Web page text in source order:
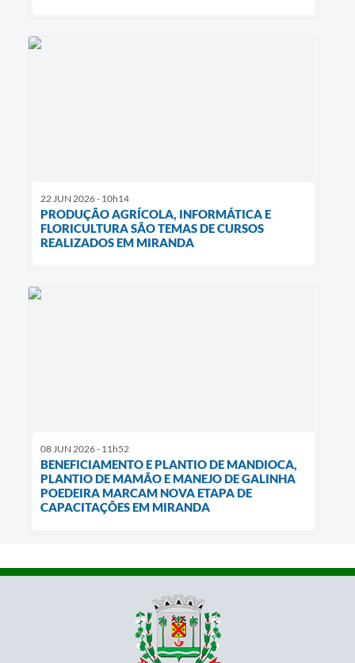
22 JUN 2026 - 10h14
PRODUÇÃO AGRÍCOLA, INFORMÁTICA E
FLORICULTURA SÃO TEMAS DE CURSOS
REALIZADOS EM MIRANDA
08 JUN 2026 - 11h52
BENEFICIAMENTO E PLANTIO DE MANDIOCA,
PLANTIO DE MAMÃO E MANEJO DE GALINHA
POEDEIRA MARCAM NOVA ETAPA DE
CAPACITAÇÕES EM MIRANDA